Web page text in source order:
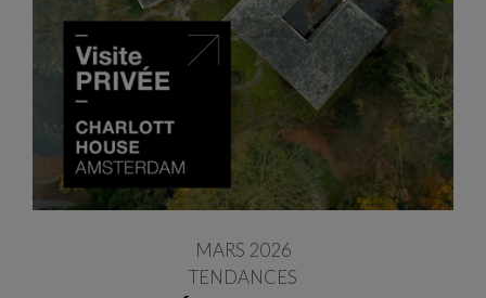
MARS 2026
TENDANCES